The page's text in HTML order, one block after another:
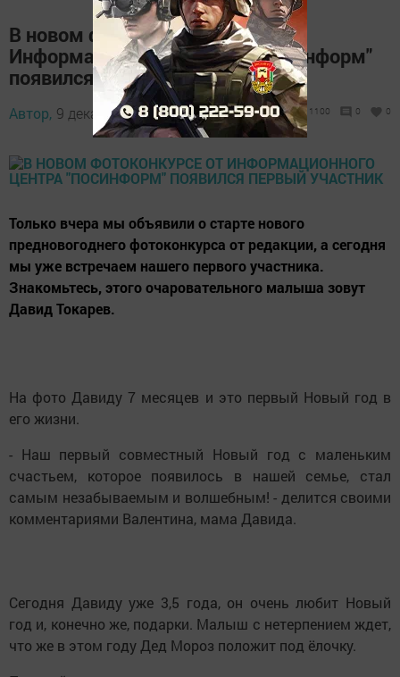
В новом фотоконкурсе от
Информационного центра "Посинформ"
появился первый участник
Автор, 9 декабря 2016 - 08:51 1100 0 0
Только вчера мы объявили о старте нового
предновогоднего фотоконкурса от редакции, а сегодня
мы уже встречаем нашего первого участника.
Знакомьтесь, этого очаровательного малыша зовут
Давид Токарев.
На фото Давиду 7 месяцев и это первый Новый год в
его жизни.
- Наш первый совместный Новый год с маленьким
счастьем, которое появилось в нашей семье, стал
самым незабываемым и волшебным! - делится своими
комментариями Валентина, мама Давида.
Сегодня Давиду уже 3,5 года, он очень любит Новый
год и, конечно же, подарки. Малыш с нетерпением ждет,
что же в этом году Дед Мороз положит под ёлочку.